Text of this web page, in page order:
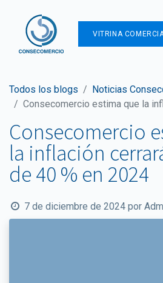
VITRINA
Todos los blogs
Noticias
Consecomercio estima que la inflación
Consecomercio
la inflación
de 40 % en 2024
7 de diciembre de 2024 por